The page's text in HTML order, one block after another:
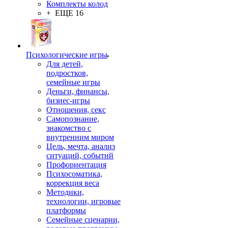
Комплекты колод
+ ЕЩЕ 16
Психологические игры
Для детей,
подростков,
семейные игры
Деньги, финансы,
бизнес-игры
Отношения, секс
Самопознание,
знакомство с
внутренним миром
Цель, мечта, анализ
ситуаций, событий
Профориентация
Психосоматика,
коррекция веса
Методики,
технологии, игровые
платформы
Семейные сценарии,